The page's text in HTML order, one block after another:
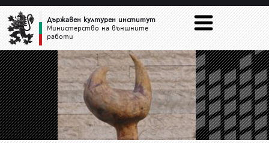
ГАЛЕРИЯ МИСИЯТА
Държавен културен институт
Министерство на външните
работи